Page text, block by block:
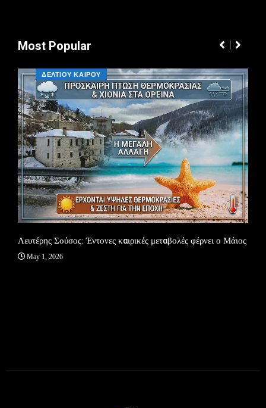
Most Popular
ΔΕΛΤΙΟΥ ΚΑΙΡΟΥ
Λευτέρης Σούσος: Έντονες καιρικές μεταβολές φέρνει ο Μάιος
May 1, 2026